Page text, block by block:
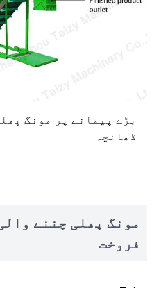
بڑے پیمانے پر مونگ
ڈھانچہ
مونگ پھلی چننے
فروخت